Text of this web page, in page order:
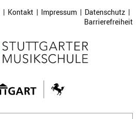
| Kontakt | Impressum | Datenschutz |
Barrierefreiheit